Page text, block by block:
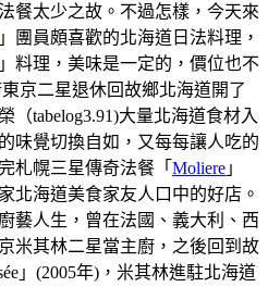
餐太少之故。不過怎樣，今天來
」團員頗喜歡的北海道日法料理，
料理，美味是一定的，價位也不
京二星退休回故鄉北海道開了
（tabelog3.91)大量北海道食材入
味覺切換自如，又每每讓人吃的
札幌三星傳奇法餐「 Moliere 」
北海道美食家友人口中的好店。
藝人生，曾在法國、義大利、西
米其林二星當主廚，之後回到故
」(2005年)，米其林進駐北海道